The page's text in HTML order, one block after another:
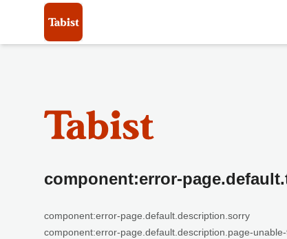
component:error-
component:error-page.default.description.sorry
component:error-page.default.description.page-